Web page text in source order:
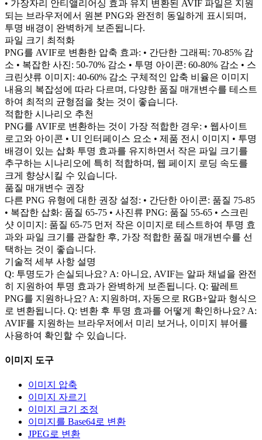
• 가장자리 안티앨리어싱 효과 유지 변환된 AVIF 파일은 지원
되는 브라우저에서 원본 PNG와 완전히 동일하게 표시되며,
투명 배경이 완벽하게 보존됩니다.
파일 크기 최적화
PNG를 AVIF로 변환한 압축 효과: • 간단한 그래픽: 70-85% 감
소 • 복잡한 사진: 50-70% 감소 • 투명 아이콘: 60-80% 감소 • 스
크린샷류 이미지: 40-60% 감소 구체적인 압축 비율은 이미지
내용의 복잡성에 따라 다르며, 다양한 품질 매개변수를 테스트
하여 최적의 균형점을 찾는 것이 좋습니다.
적합한 시나리오 추천
PNG를 AVIF로 변환하는 것이 가장 적합한 경우: • 웹사이트
로고와 아이콘 • UI 인터페이스 요소 • 제품 전시 이미지 • 투명
배경이 있는 삽화 투명 효과를 유지하면서 작은 파일 크기를
추구하는 시나리오에 특히 적합하며, 웹 페이지 로딩 속도를
크게 향상시킬 수 있습니다.
품질 매개변수 권장
다른 PNG 유형에 대한 권장 설정: • 간단한 아이콘: 품질 75-85
• 복잡한 삽화: 품질 65-75 • 사진류 PNG: 품질 55-65 • 스크린
샷 이미지: 품질 65-75 먼저 작은 이미지로 테스트하여 투명 효
과와 파일 크기를 관찰한 후, 가장 적합한 품질 매개변수를 선
택하는 것이 좋습니다.
기술적 세부 사항 설명
Q: 투명도가 손실되나요? A: 아니요, AVIF는 알파 채널을 완전
히 지원하여 투명 효과가 완벽하게 보존됩니다. Q: 팔레트
PNG를 지원하나요? A: 지원하며, 자동으로 RGB+알파 형식으
로 변환됩니다. Q: 변환 후 투명 효과를 어떻게 확인하나요? A:
AVIF를 지원하는 브라우저에서 미리 보거나, 이미지 뷰어를
사용하여 확인할 수 있습니다.
이미지 도구
이미지 압축
이미지 자르기
이미지 크기 조정
이미지를 Base64로 변환
JPEG로 변환